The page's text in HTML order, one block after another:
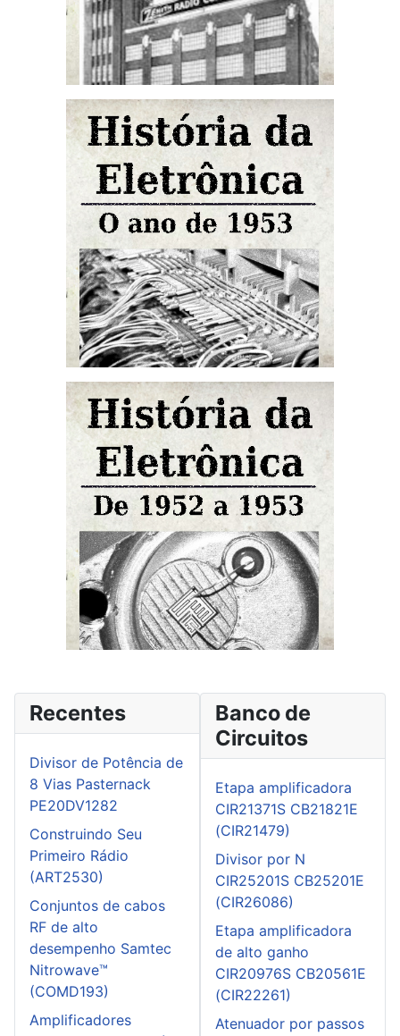
Recentes
Divisor de Potência de
8 Vias Pasternack
PE20DV1282
Construindo Seu
Primeiro Rádio
(ART2530)
Conjuntos de cabos
RF de alto
desempenho Samtec
Nitrowave™
(COMD193)
Amplificadores
Banco de
Circuitos
Etapa amplificadora
CIR21371S CB21821E
(CIR21479)
Divisor por N
CIR25201S CB25201E
(CIR26086)
Etapa amplificadora
de alto ganho
CIR20976S CB20561E
(CIR22261)
Atenuador por passos